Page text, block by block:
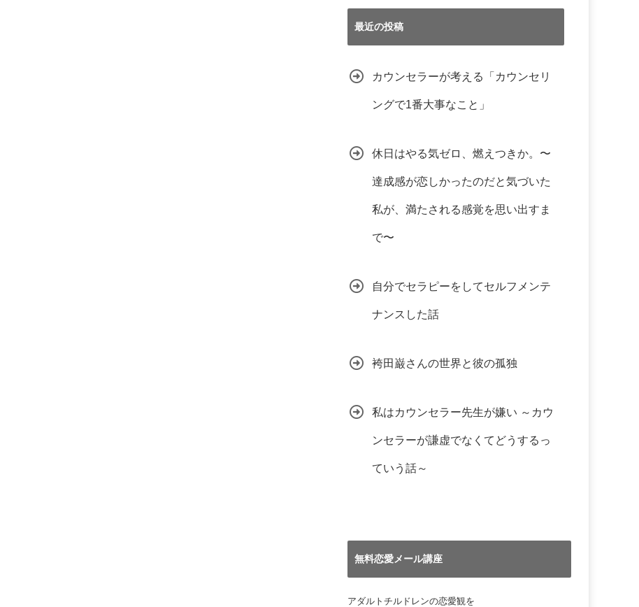
最近の投稿
カウンセラーが考える「カウンセリ
ングで1番大事なこと」
休日はやる気ゼロ、燃えつきか。〜
達成感が恋しかったのだと気づいた
私が、満たされる感覚を思い出すま
で〜
自分でセラピーをしてセルフメンテ
ナンスした話
袴田巌さんの世界と彼の孤独
私はカウンセラー先生が嫌い ～カウ
ンセラーが謙虚でなくてどうするっ
ていう話～
無料恋愛メール講座
アダルトチルドレンの恋愛観を